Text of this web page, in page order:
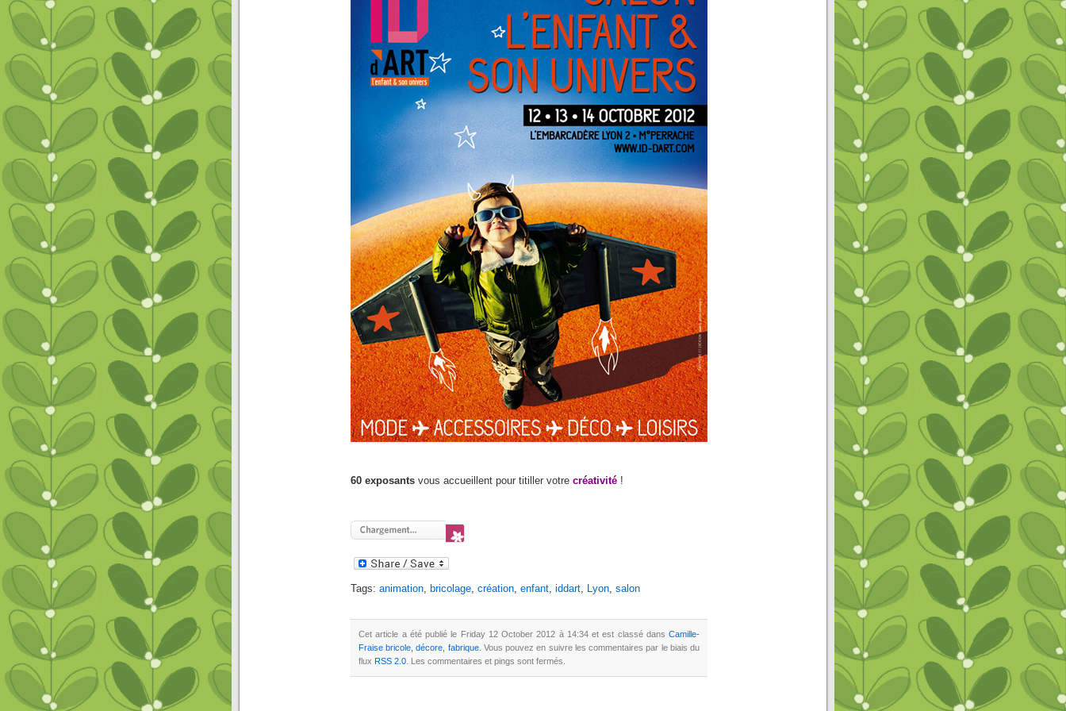
60 exposants vous accueillent pour titiller votre créativité !
Tags: animation bricolage création enfant iddart Lyon salon
Cet article a été publié le Friday 12 October 2012 à 14:34 et est classé dans Camille-
Fraise bricole, décore, fabrique. Vous pouvez en suivre les commentaires par le biais du
flux RSS 2.0 . Les commentaires et pings sont fermés.